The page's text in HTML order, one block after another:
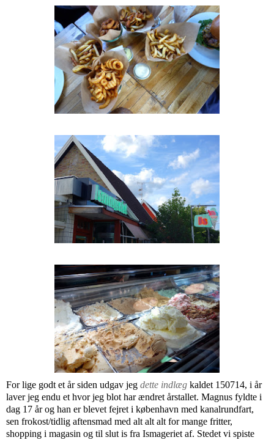
For lige godt et år siden udgav jeg dette indlæg kaldet 150714, i år
laver jeg endu et hvor jeg blot har ændret årstallet. Magnus fyldte i
dag 17 år og han er blevet fejret i københavn med kanalrundfart,
sen frokost/tidlig aftensmad med alt alt alt for mange fritter,
shopping i magasin og til slut is fra Ismageriet af. Stedet vi spiste